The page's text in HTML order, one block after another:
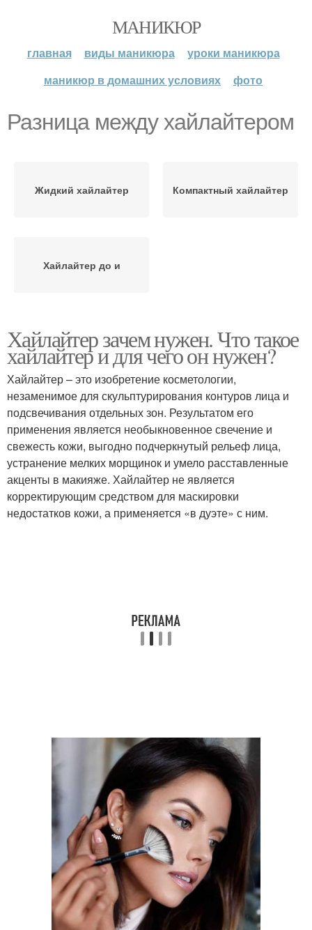
МАНИКЮР
главная виды маникюра
уроки маникюра
маникюр в домашних условиях
фото
Разница между хайлайтером
Жидкий хайлайтер Компактный хайлайтер
Хайлайтер до и
Хайлайтер зачем нужен. Что такое
хайлайтер и для чего он нужен?
Хайлайтер – это изобретение косметологии,
незаменимое для скульптурирования контуров лица и
подсвечивания отдельных зон. Результатом его
применения является необыкновенное свечение и
свежесть кожи, выгодно подчеркнутый рельеф лица,
устранение мелких морщинок и умело расставленные
акценты в макияже. Хайлайтер не является
корректирующим средством для маскировки
недостатков кожи, а применяется «в дуэте» с ним.